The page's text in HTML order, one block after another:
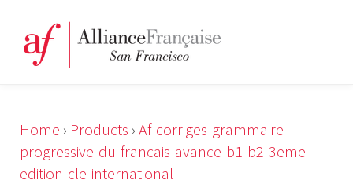
Home › Products › Af-corriges-grammaire-
progressive-du-francais-avance-b1-b2-3eme-
edition-cle-international